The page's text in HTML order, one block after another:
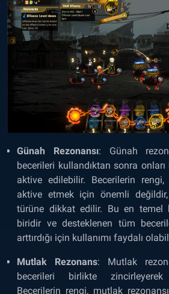
Günah Rezonansı: Günah
becerileri kullandıktan sonra
aktive edilebilir. Becerilerin rengi,
aktive etmek için önemli
türüne dikkat edilir. Bu en temel
biridir ve desteklenen tüm
arttırdığı için kullanımı faydalı
Mutlak Rezonans: Mutlak
becerileri birlikte
Becerilerin rengi, mutlak